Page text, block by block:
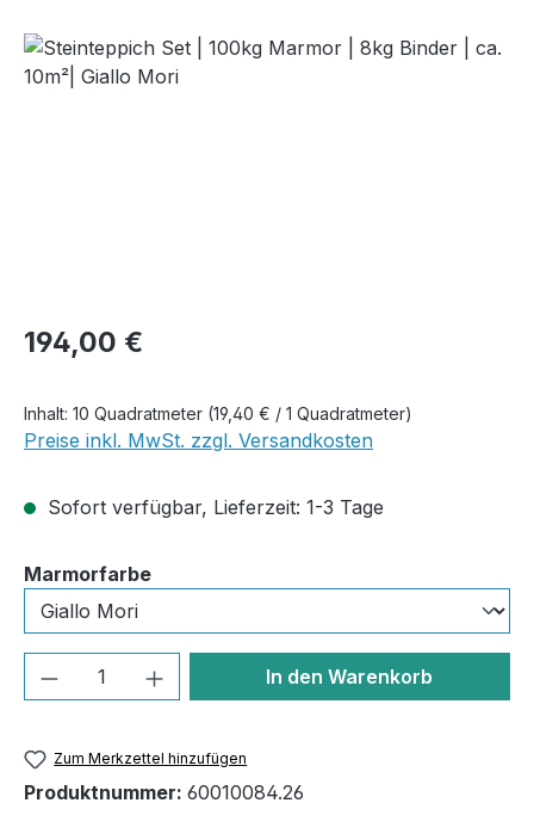
Regulärer Preis:
194,00 €
Inhalt: 10 Quadratmeter (19,40 € / 1 Quadratmeter)
Preise inkl. MwSt. zzgl. Versandkosten
Sofort verfügbar, Lieferzeit: 1-3 Tage
Marmorfarbeauswählen
Produkt Anzahl: Gib denIn den Warenkorb
Zum Merkzettel hinzufügen
Produktnummer: 60010084.26